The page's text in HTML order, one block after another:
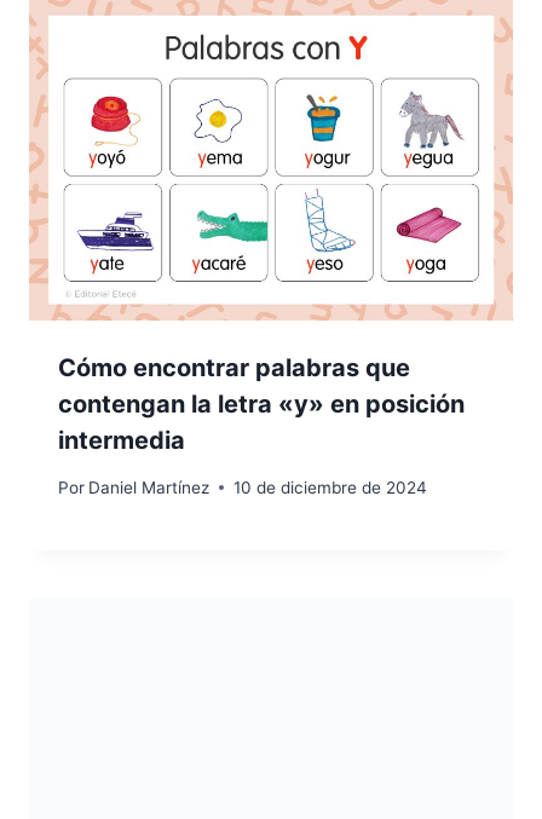
Cómo encontrar palabras que
contengan la letra «y» en posición
intermedia
Por Daniel Martínez 10 de diciembre de 2024